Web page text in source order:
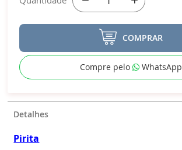
COMPRAR
Compre pelo WhatsApp
Detalhes
Pirita